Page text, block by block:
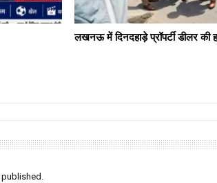
लखनऊ में दिनदहाड़े प्रॉपर्टी डीलर की